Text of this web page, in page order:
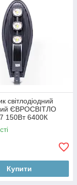
світлодіодний
ЄВРОСВІТЛО
150Вт 6400К
(000053652)
Купити